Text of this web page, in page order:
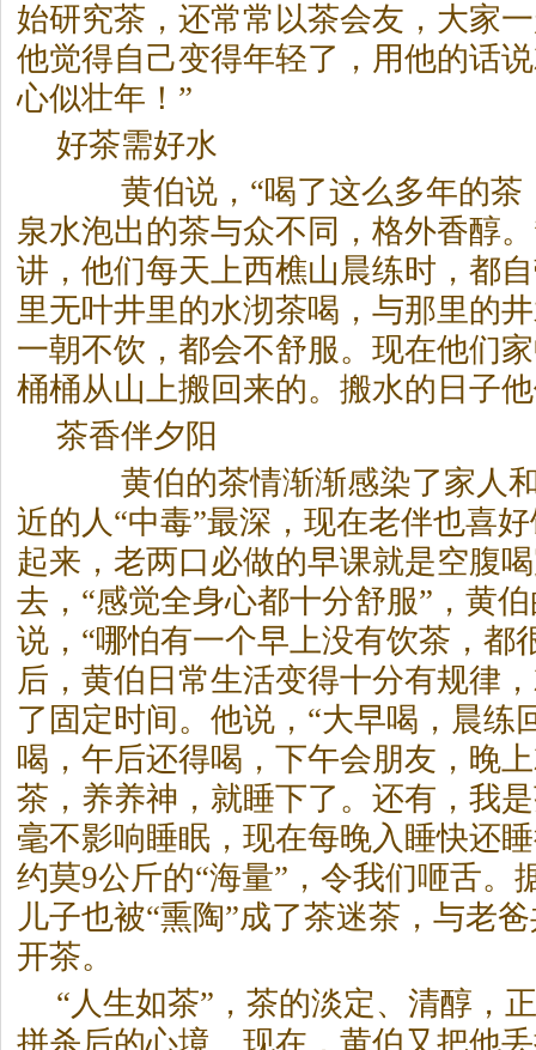
始研究茶 ，还常常以茶会友，大家
他觉得自己变得年轻了，用他的话
心似壮年！”
好茶需好水
黄伯说，“喝了这么多年的茶
泉水泡出的茶与众不同，格外香醇
讲，他们每天上西樵山晨练时，都
里无叶井里的水沏茶喝，与那里的
一朝不饮，都会不舒服。现在他们
桶桶从山上搬回来的。搬水的日子
茶香伴夕阳
黄伯的茶情渐渐感染了家人
近的人“中毒”最深，现在老伴也喜
起来，老两口必做的早课就是空腹
去，“感觉全身心都十分舒服”，黄
说，“哪怕有一个早上没有饮茶 ，都
后，黄伯日常生活变得十分有规律
了固定时间。他说，“大早喝，晨练
喝，午后还得喝，下午会朋友，晚
茶 ，养养神，就睡下了。还有，我是
毫不影响睡眠，现在每晚入睡快还
约莫9公斤的“海量”，令我们咂舌。
儿子也被“熏陶”成了茶迷茶 ，与老
开茶。
“人生如茶”， 茶的淡定、清醇，
拼杀后的心境。现在，黄伯又把他